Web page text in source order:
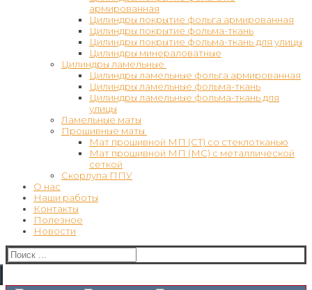
армированная
Цилиндры покрытие фольга армированная
Цилиндры покрытие фольма-ткань
Цилиндры покрытие фольма-ткань для улицы
Цилиндры минераловатные
Цилиндры ламельные
Цилиндры ламельные фольга армированная
Цилиндры ламельные фольма-ткань
Цилиндры ламельные фольма-ткань для
улицы
Ламельные маты
Прошивные маты
Мат прошивной МП (СТ) со стеклотканью
Мат прошивной МП (МС) с металлической
сеткой
Скорлупа ППУ
О нас
Наши работы
Контакты
Полезное
Новости
Искать: